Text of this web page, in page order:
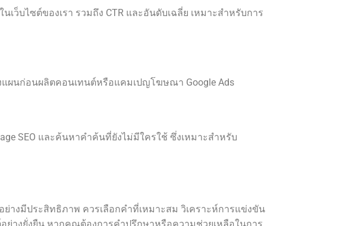
เว็บไซต์ของเรา รวมถึง CTR และอันดับเฉลี่ย เหมาะสำหรับการ
ผนก่อนผลิตคอนเทนต์หรือแคมเปญโฆษณา Google Ads
SEO และค้นหาคำค้นที่ยังไม่มีใครใช้ ซึ่งเหมาะสำหรับ
ย่างมีประสิทธิภาพ ควรเลือกคำที่เหมาะสม วิเคราะห์การแข่งขัน